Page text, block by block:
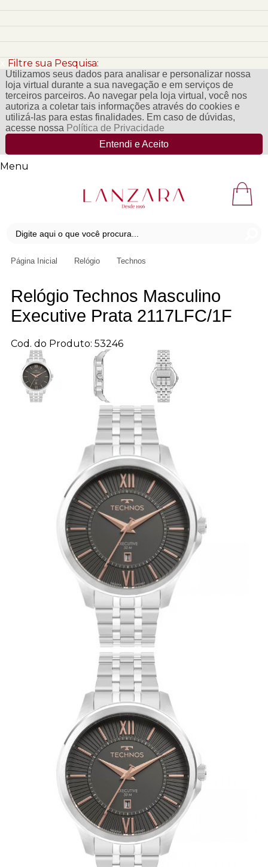
Filtre sua Pesquisa:
Utilizamos seus dados para analisar e personalizar nossa
loja virtual durante a sua navegação e em serviços de
terceiros parceiros. Ao navegar pela loja virtual, você nos
autoriza a coletar tais informações através do cookies e
utilizá-las para estas finalidades. Em caso de dúvidas,
acesse nossa Política de Privacidade
Entendi e Aceito
Menu
Página Inicial Relógio Technos
Relógio Technos Masculino
Executive Prata 2117LFC/1F
Cod. do Produto: 53246